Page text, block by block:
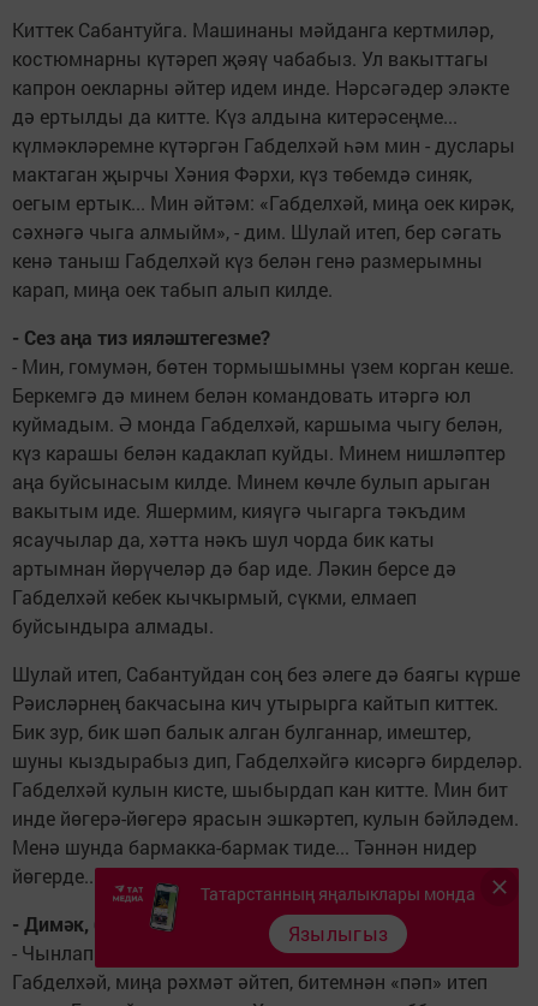
Киттек Сабантуйга. Машинаны мәйданга кертмиләр,
костюмнарны күтәреп җәяү чабабыз. Ул вакыттагы
капрон оекларны әйтер идем инде. Нәрсәгәдер эләкте
дә ертылды да китте. Күз алдына китерәсеңме...
күлмәкләремне күтәргән Габделхәй һәм мин - дуслары
мактаган җырчы Хәния Фәрхи, күз төбемдә синяк,
оегым ертык... Мин әйтәм: «Габделхәй, миңа оек кирәк,
сәхнәгә чыга алмыйм», - дим. Шулай итеп, бер сәгать
кенә таныш Габделхәй күз белән генә размерымны
карап, миңа оек табып алып килде.
- Сез аңа тиз ияләштегезме?
- Мин, гомумән, бөтен тормышымны үзем корган кеше.
Беркемгә дә минем белән командовать итәргә юл
куймадым. Ә монда Габделхәй, каршыма чыгу белән,
күз карашы белән кадаклап куйды. Минем нишләптер
аңа буйсынасым килде. Минем көчле булып арыган
вакытым иде. Яшермим, кияүгә чыгарга тәкъдим
ясаучылар да, хәтта нәкъ шул чорда бик каты
артымнан йөрүчеләр дә бар иде. Ләкин берсе дә
Габделхәй кебек кычкырмый, сүкми, елмаеп
буйсындыра алмады.
Шулай итеп, Сабантуйдан соң без әлеге дә баягы күрше
Рәисләрнең бакчасына кич утырырга кайтып киттек.
Бик зур, бик шәп балык алган булганнар, имештер,
шуны кыздырабыз дип, Габделхәйгә кисәргә бирделәр.
Габделхәй кулын кисте, шыбырдап кан китте. Мин бит
инде йөгерә-йөгерә ярасын эшкәртеп, кулын бәйләдем.
Менә шунда бармакка-бармак тиде... Тәннән нидер
йөгерде...
- Димәк, балык башка җитте...
- Чынлап та шул балыктан башланды бөтен нәрсә.
Габделхәй, миңа рәхмәт әйтеп, битемнән «пәп» итеп
Татарстанның яңалыклары монда
Язылыгыз